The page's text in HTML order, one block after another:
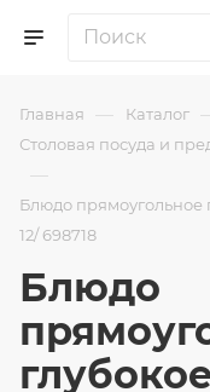
Главная — Каталог
Столовая посуда и
—
Блюдо прямоугольное
12/ 698718
Блюдо